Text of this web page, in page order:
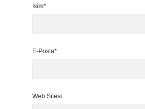
İsim*
E-Posta*
Web Sitesi